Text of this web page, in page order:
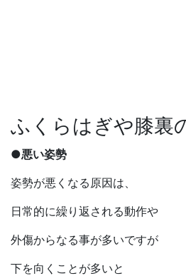
ふくらはぎや膝裏
●悪い姿勢
姿勢が悪くなる原因は、
日常的に繰り返される動作や
外傷からなる事が多いですが
下を向くことが多いと